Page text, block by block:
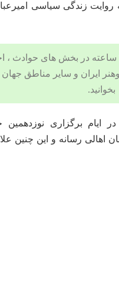
زندگی سیاسی
ایران و سایر مناطق
بخوانید.
برگزاری نوزدهمین
اهالی رسانه و این چنین